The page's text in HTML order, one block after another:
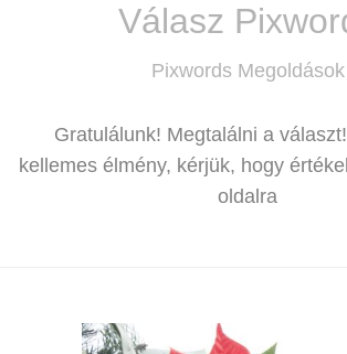
Válasz
Pixwords Megoldások
Gratulálunk! Megtalálni a
kellemes élmény, kérjük, hogy
oldalra